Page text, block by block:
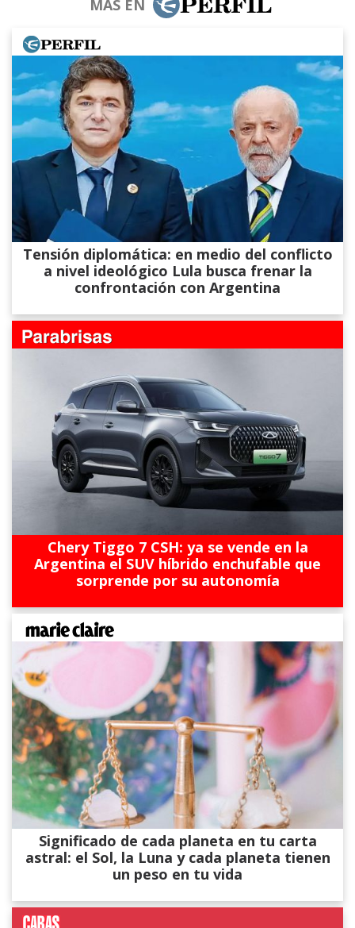
MÁS EN
Tensión diplomática: en medio del conflicto
a nivel ideológico Lula busca frenar la
confrontación con Argentina
Chery Tiggo 7 CSH: ya se vende en la
Argentina el SUV híbrido enchufable que
sorprende por su autonomía
Significado de cada planeta en tu carta
astral: el Sol, la Luna y cada planeta tienen
un peso en tu vida